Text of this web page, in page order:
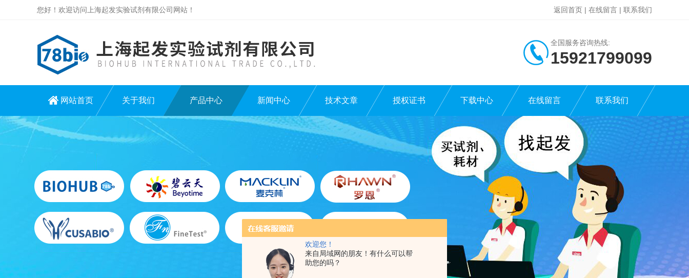
欢迎您！
来自局域网的朋友！有什么可以帮
助您的吗？
您好！欢迎访问上海起发实验试剂有限公司网站！ 返回首页 | 在线留言 | 联系我们
全国服务咨询热线:
15921799099
网站首页 关于我们 产品中心 新闻中心 技术文章 授权证书 下载中心 在线留言 联系我们